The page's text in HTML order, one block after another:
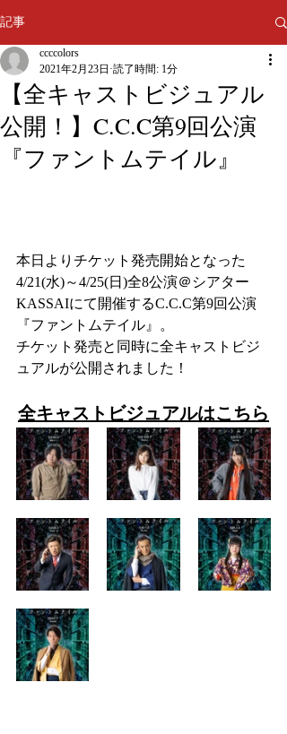
記事
【全キャストビジュアル
公開！】C.C.C第9回公演
『ファントムテイル』
ccccolors
2021年2月23日 読了時間: 1分
本日よりチケット発売開始となった
4/21(水)～4/25(日)全8公演＠シアター
KASSAIにて開催するC.C.C第9回公演
『ファントムテイル』。
チケット発売と同時に全キャストビジ
ュアルが公開されました！
全キャストビジュアルはこちら